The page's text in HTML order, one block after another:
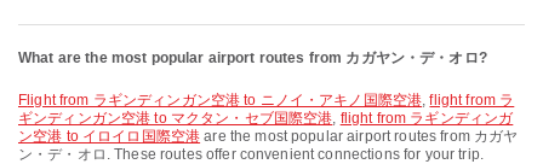
What are the most popular airport routes from カガヤン・デ・オロ?
flight from ラギンディンガン空港 to ニノイ・アキノ国際空港,flight from ラ
ギンディンガン空港 to マクタン・セブ国際空港, flight from ラギンディンガ
ン空港 to イロイロ国際空港 are the most popular airport routes from カガヤ
ン・デ・オロ. These routes offer convenient connections for your trip.